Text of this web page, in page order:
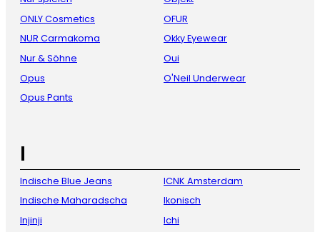
ONLY Cosmetics
NUR Carmakoma
Nur & Söhne
Opus
Opus Pants
OFUR
Okky Eyewear
Oui
O'Neil Underwear
I
Indische Blue Jeans
Indische Maharadscha
Injinji
ICNK Amsterdam
Ikonisch
Ichi